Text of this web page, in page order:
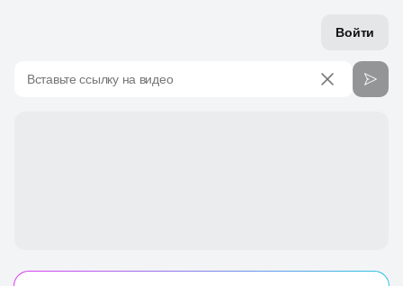
Войти
Вставьте ссылку на видео